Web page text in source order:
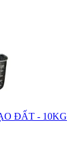
ĐẤT - 10KG